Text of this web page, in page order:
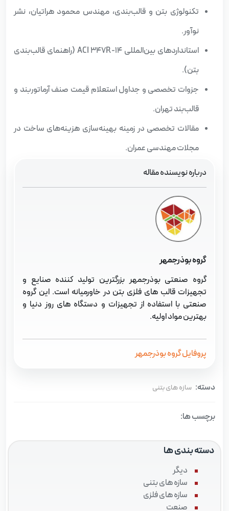
تکنولوژی بتن و قالب‌بندی، مهندس محمود هراتیان، نشر
نوآور.
استانداردهای بین‌المللی ACI 347R-14 (راهنمای قالب‌بندی
بتن).
جزوات تخصصی و جداول استعلام قیمت صنف آرماتوربند و
قالب‌بند تهران.
مقالات تخصصی در زمینه بهینه‌سازی هزینه‌های ساخت در
مجلات مهندسی عمران.
درباره نویسنده مقاله
گروه بوذرجمهر
گروه صنعتی بوذرجمهر بزرگترین تولید کننده صنایع و
تجهیزات قالب های فلزی بتن در خاورمیانه است. این گروه
صنعتی با استفاده از تجهیزات و دستگاه های روز دنیا و
بهترین مواد اولیه.
پروفایل گروه بوذرجمهر
دسته: سازه های بتنی
برچسب ها:
دسته بندی ها
دیگر
سازه های بتنی
سازه های فلزی
صنعت